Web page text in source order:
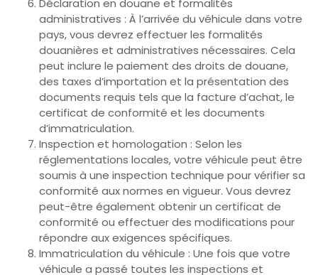
Déclaration en douane et formalités
administratives : À l’arrivée du véhicule dans votre
pays, vous devrez effectuer les formalités
douanières et administratives nécessaires. Cela
peut inclure le paiement des droits de douane,
des taxes d’importation et la présentation des
documents requis tels que la facture d’achat, le
certificat de conformité et les documents
d’immatriculation.
Inspection et homologation : Selon les
réglementations locales, votre véhicule peut être
soumis à une inspection technique pour vérifier sa
conformité aux normes en vigueur. Vous devrez
peut-être également obtenir un certificat de
conformité ou effectuer des modifications pour
répondre aux exigences spécifiques.
Immatriculation du véhicule : Une fois que votre
véhicule a passé toutes les inspections et